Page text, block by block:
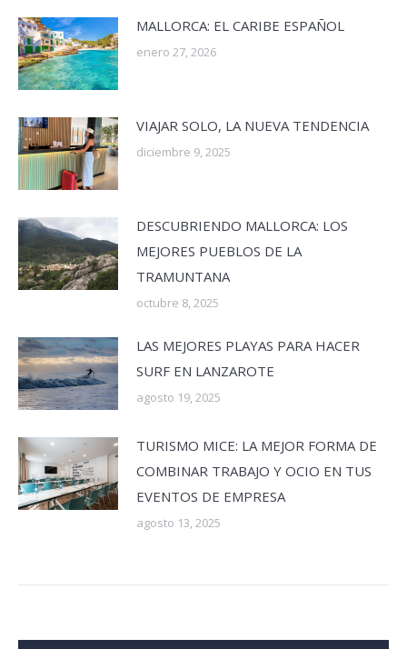
MALLORCA: EL CARIBE ESPAÑOL
enero 27, 2026
VIAJAR SOLO, LA NUEVA TENDENCIA
diciembre 9, 2025
DESCUBRIENDO MALLORCA: LOS
MEJORES PUEBLOS DE LA
TRAMUNTANA
octubre 8, 2025
LAS MEJORES PLAYAS PARA HACER
SURF EN LANZAROTE
agosto 19, 2025
TURISMO MICE: LA MEJOR FORMA DE
COMBINAR TRABAJO Y OCIO EN TUS
EVENTOS DE EMPRESA
agosto 13, 2025